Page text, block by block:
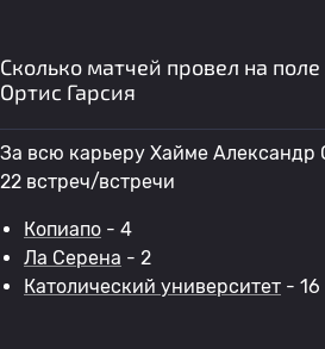
Сколько матчей провел на
Ортис Гарсия
За всю карьеру Хайме Александр
22 встреч/встречи
Копиапо - 4
Ла Серена - 2
Католический университет - 16